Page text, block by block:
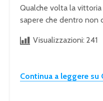
Qualche volta la
sapere che dentro non
Visualizzazioni: 241
Continua a leggere